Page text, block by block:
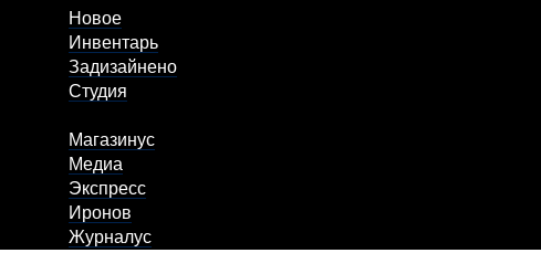
Новое
Инвентарь
Задизайнено
Студия
Магазинус
Медиа
Экспресс
Иронов
Журналус